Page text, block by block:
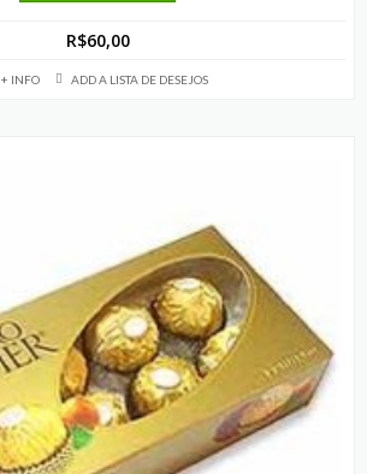
R$60,00
+ INFO ADD A LISTA DE DESEJOS